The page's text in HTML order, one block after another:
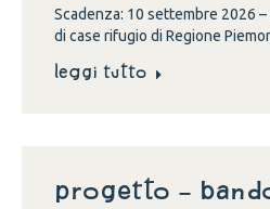
Scadenza: 10 settembre 2026
di case rifugio di Regione
Leggi tutto
Progetto –